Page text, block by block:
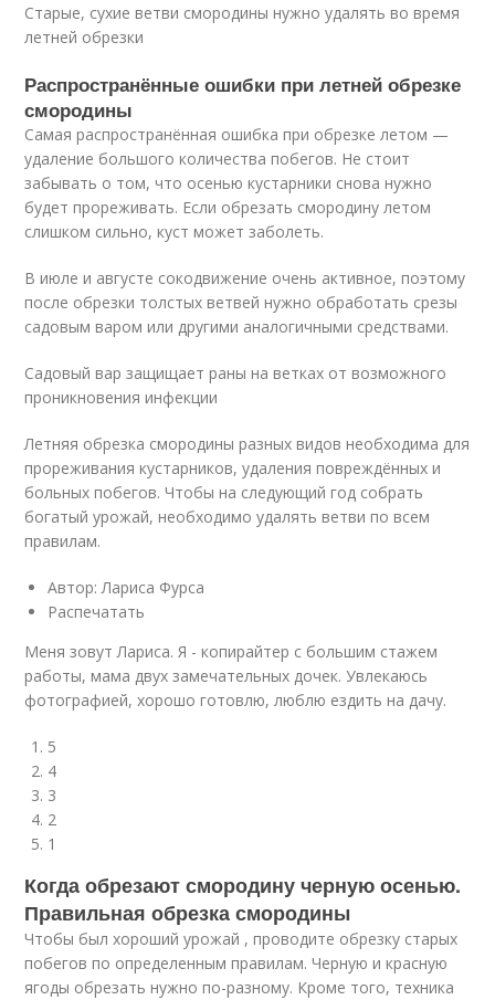
Старые, сухие ветви смородины нужно удалять во время
летней обрезки
Распространённые ошибки при летней обрезке
смородины
Самая распространённая ошибка при обрезке летом —
удаление большого количества побегов. Не стоит
забывать о том, что осенью кустарники снова нужно
будет прореживать. Если обрезать смородину летом
слишком сильно, куст может заболеть.
В июле и августе сокодвижение очень активное, поэтому
после обрезки толстых ветвей нужно обработать срезы
садовым варом или другими аналогичными средствами.
Садовый вар защищает раны на ветках от возможного
проникновения инфекции
Летняя обрезка смородины разных видов необходима для
прореживания кустарников, удаления повреждённых и
больных побегов. Чтобы на следующий год собрать
богатый урожай, необходимо удалять ветви по всем
правилам.
Автор: Лариса Фурса
Распечатать
Меня зовут Лариса. Я - копирайтер с большим стажем
работы, мама двух замечательных дочек. Увлекаюсь
фотографией, хорошо готовлю, люблю ездить на дачу.
5
4
3
2
1
Когда обрезают смородину черную осенью.
Правильная обрезка смородины
Чтобы был хороший урожай , проводите обрезку старых
побегов по определенным правилам. Черную и красную
ягоды обрезать нужно по-разному. Кроме того, техника